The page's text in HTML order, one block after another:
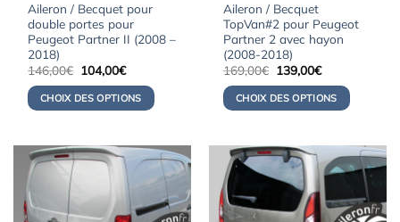
Aileron / Becquet pour
double portes pour
Peugeot Partner II (2008 –
2018)
146,00€ Le
prix
initial
était :
146,00€.
104,00€Le
actuel
est :
104,00€.
CHOIX DES OPTIONS
Aileron / Becquet
TopVan#2 pour Peugeot
Partner 2 avec hayon
(2008-2018)
169,00€ Le
initial
était :
169,00€.
139,00€Le
actuel
est :
139,00€.
CHOIX DES OPTIONS